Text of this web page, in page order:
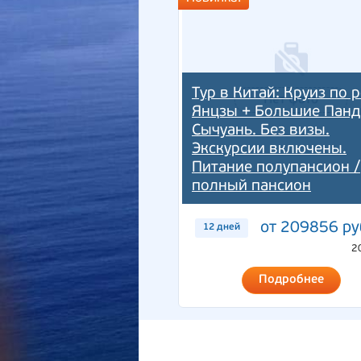
Тур в Китай: Круиз по
Янцзы + Большие
Сычуань. Без визы.
Экскурсии включены.
Питание полупансион /
полный пансион
12 дней от 209856
Подробнее